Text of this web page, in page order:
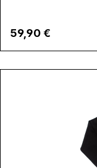
Regulärer Preis:
59,90 €